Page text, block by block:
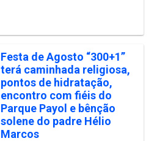
Festa de Agosto “300+1”
terá caminhada religiosa,
pontos de hidratação,
encontro com fiéis do
Parque Payol e bênção
solene do padre Hélio
Marcos